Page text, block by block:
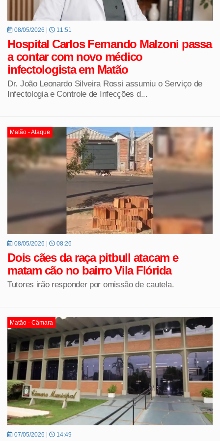
08/05/2026 | 11:51
Hospital Carlos Fernando Malzoni passa
a contar com novo médico
infectologista em Matão
Dr. João Leonardo Silveira Rossi assumiu o Serviço de
Infectologia e Controle de Infecções d...
Matão - Ataque
08/05/2026 | 08:26
Dois cães da raça pitbull atacam e
matam cão no bairro Vila Flórida
Tutores irão responder por omissão de cautela.
Matão - Câmara
07/05/2026 | 14:49